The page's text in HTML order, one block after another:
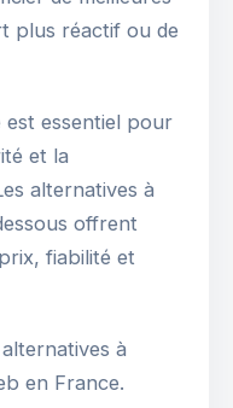
plus réactif ou de
essentiel pour
et la
alternatives à
offrent
fiabilité et
à
en France.